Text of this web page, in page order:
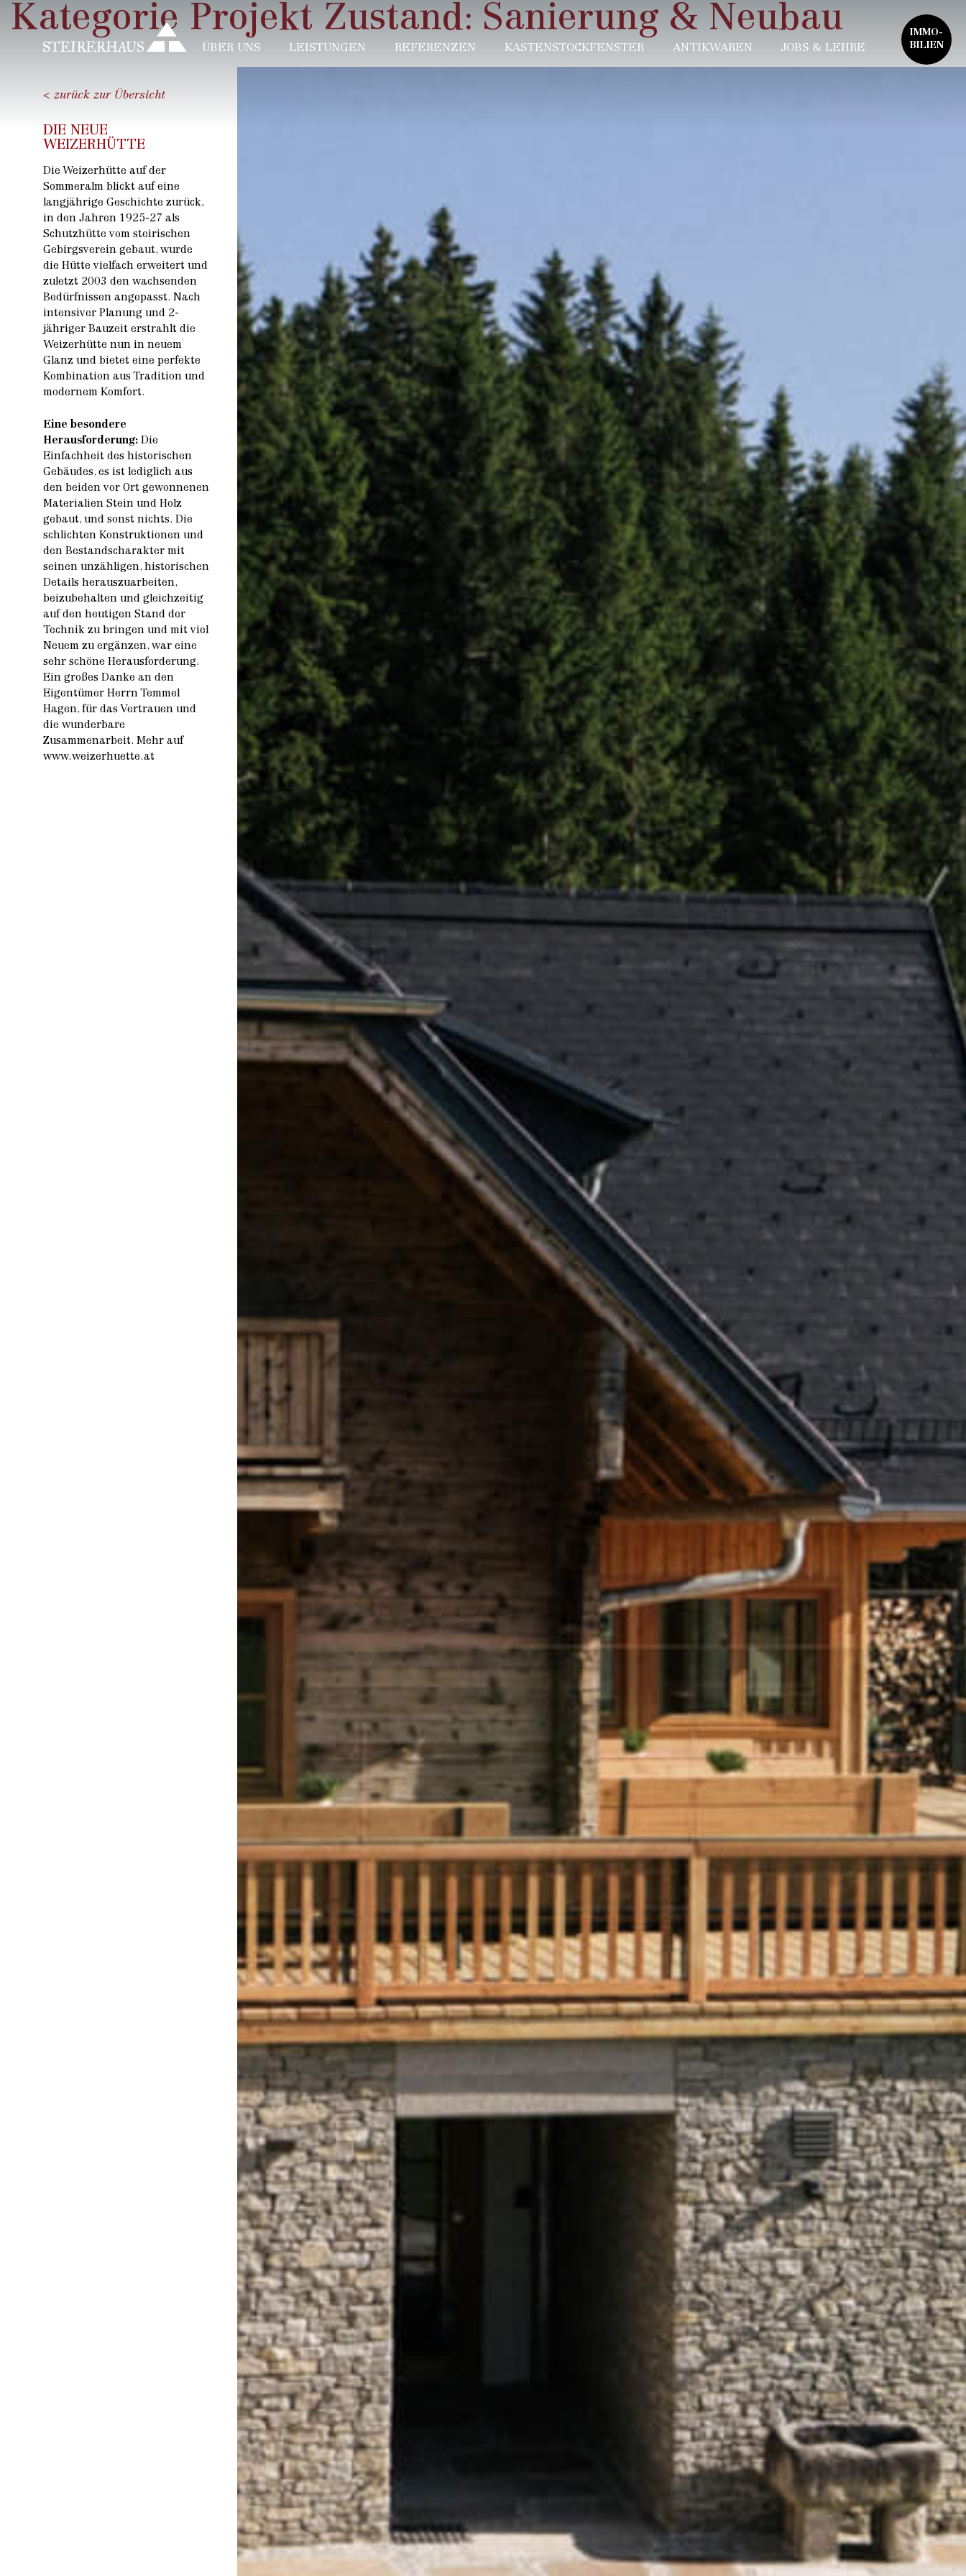
ÜBER UNS LEISTUNGEN REFERENZEN KASTENSTOCKFENSTER ANTIKWAREN JOBS & LEHRE
IMMO-
BILIEN
Kategorie Projekt Zustand: Sanierung & Neubau
< zurück zur Übersicht
DIE NEUE
WEIZERHÜTTE
Die Weizerhütte auf der
Sommeralm blickt auf eine
langjährige Geschichte zurück,
in den Jahren 1925-27 als
Schutzhütte vom steirischen
Gebirgsverein gebaut, wurde
die Hütte vielfach erweitert und
zuletzt 2003 den wachsenden
Bedürfnissen angepasst. Nach
intensiver Planung und 2-
jähriger Bauzeit erstrahlt die
Weizerhütte nun in neuem
Glanz und bietet eine perfekte
Kombination aus Tradition und
modernem Komfort.
Eine besondere
Herausforderung: Die
Einfachheit des historischen
Gebäudes, es ist lediglich aus
den beiden vor Ort gewonnenen
Materialien Stein und Holz
gebaut, und sonst nichts. Die
schlichten Konstruktionen und
den Bestandscharakter mit
seinen unzähligen, historischen
Details herauszuarbeiten,
beizubehalten und gleichzeitig
auf den heutigen Stand der
Technik zu bringen und mit viel
Neuem zu ergänzen, war eine
sehr schöne Herausforderung.
Ein großes Danke an den
Eigentümer Herrn Temmel
Hagen, für das Vertrauen und
die wunderbare
Zusammenarbeit. Mehr auf
www.weizerhuette.at